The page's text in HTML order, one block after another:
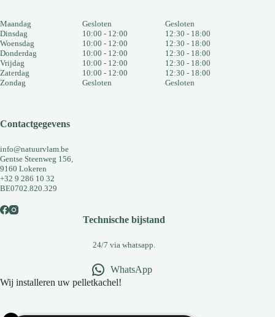
Maandag
Dinsdag
Woensdag
Donderdag
Vrijdag
Zaterdag
Zondag
Gesloten
10:00 - 12:00
10:00 - 12:00
10:00 - 12:00
10:00 - 12:00
10:00 - 12:00
Gesloten
Gesloten
12:30 - 18:00
12:30 - 18:00
12:30 - 18:00
12:30 - 18:00
12:30 - 18:00
Gesloten
Contactgegevens
info@natuurvlam.be
Gentse Steenweg 156,
9160 Lokeren
+32 9 286 10 32
BE0702.820.329
Technische bijstand
24/7 via whatsapp.
WhatsApp
Wij installeren uw pelletkachel!